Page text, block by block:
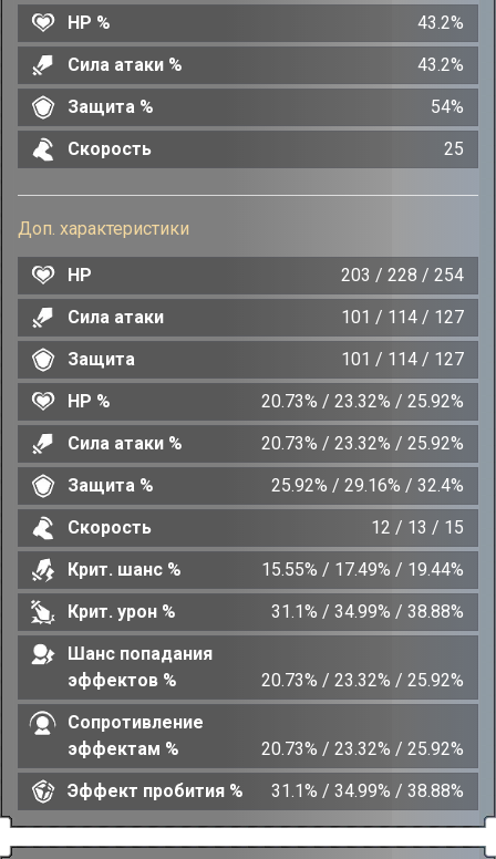
HP %
43.2%
Сила атаки %
43.2%
Защита %
54%
Скорость
25
Доп. характеристики
HP
203 / 228 / 254
Сила атаки
101 / 114 / 127
Защита
101 / 114 / 127
HP %
20.73% / 23.32% / 25.92%
Сила атаки %
20.73% / 23.32% / 25.92%
Защита %
25.92% / 29.16% / 32.4%
Скорость
12 / 13 / 15
Крит. шанс %
15.55% / 17.49% / 19.44%
Крит. урон %
31.1% / 34.99% / 38.88%
Шанс попадания
эффектов %
20.73% / 23.32% / 25.92%
Сопротивление
эффектам %
20.73% / 23.32% / 25.92%
Эффект пробития %
31.1% / 34.99% / 38.88%